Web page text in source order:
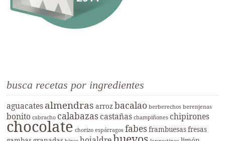
busca recetas por ingredientes
aguacatesalmendras arroz bacalao berberechos berenjenas
bonito cabracho calabazas castañas champiñones chipirones
chocolate chorizo espárragos fabes frambuesasfresas